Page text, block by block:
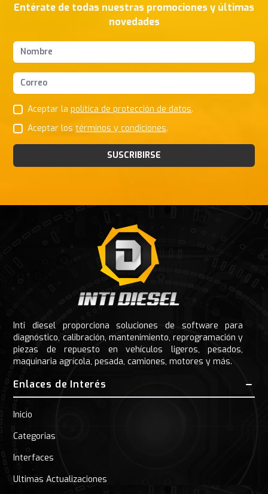
Entérate de todas nuestras promociones y últimas
novedades
Nombres y apellidos
Correo Electrónico
Aceptar lapolítica de protección de datos.
Aceptar lostérminos y condiciones.
SUSCRIBIRSE
Inti diesel proporciona soluciones de software para
diagnóstico, calibración, mantenimiento, reprogramación y
piezas de repuesto en vehículos ligeros, pesados,
maquinaria agrícola, pesada, camiones, motores y más.
Enlaces de Interés
Inicio
Categorias
Interfaces
Ultimas Actualizaciones